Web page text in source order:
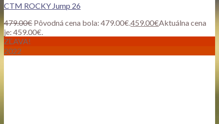
CTM ROCKY Jump 26
479.00€ Pôvodná cena bola: 479.00€.459.00€Aktuálna cena
je: 459.00€.
ZĽAVA!
2022